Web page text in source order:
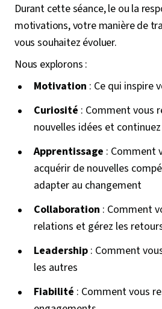
Durant cette séance, le ou la
motivations, votre manière de
vous souhaitez évoluer.
Nous explorons :
Motivation : Ce qui inspire
Curiosité : Comment vous
nouvelles idées et
Apprentissage : Comment
acquérir de nouvelles
adapter au changement
Collaboration : Comment
relations et gérez les
Leadership : Comment
les autres
Fiabilité : Comment vous